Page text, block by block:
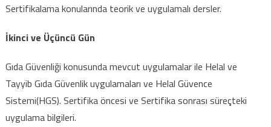
Sertifikalama konularında teorik ve uygulamalı dersler.
İkinci ve Üçüncü Gün
Gıda Güvenliği konusunda mevcut uygulamalar ile Helal ve
Tayyib Gıda Güvenlik uygulamaları ve Helal Güvence
Sistemi(HGS). Sertifika öncesi ve Sertifika sonrası süreçteki
uygulama bilgileri.